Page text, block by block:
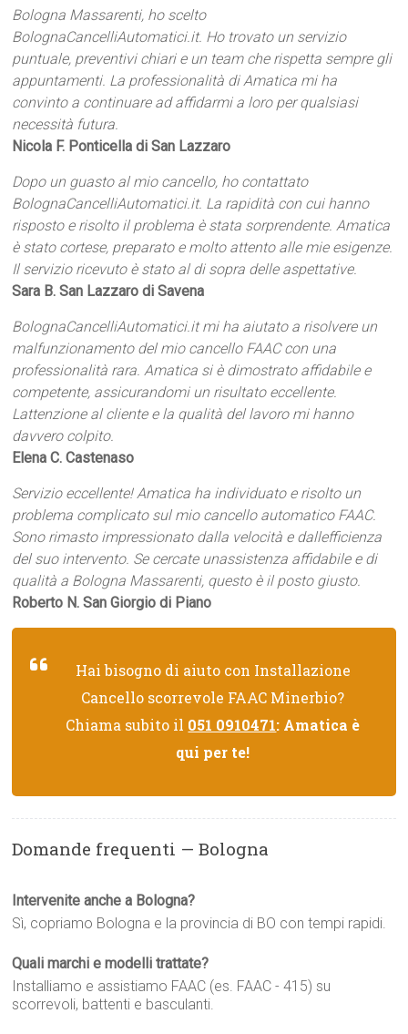
Bologna Massarenti, ho scelto
BolognaCancelliAutomatici.it. Ho trovato un servizio
puntuale, preventivi chiari e un team che rispetta sempre gli
appuntamenti. La professionalità di Amatica mi ha
convinto a continuare ad affidarmi a loro per qualsiasi
necessità futura.
Nicola F. Ponticella di San Lazzaro
Dopo un guasto al mio cancello, ho contattato
BolognaCancelliAutomatici.it. La rapidità con cui hanno
risposto e risolto il problema è stata sorprendente. Amatica
è stato cortese, preparato e molto attento alle mie esigenze.
Il servizio ricevuto è stato al di sopra delle aspettative.
Sara B. San Lazzaro di Savena
BolognaCancelliAutomatici.it mi ha aiutato a risolvere un
malfunzionamento del mio cancello FAAC con una
professionalità rara. Amatica si è dimostrato affidabile e
competente, assicurandomi un risultato eccellente.
Lattenzione al cliente e la qualità del lavoro mi hanno
davvero colpito.
Elena C. Castenaso
Servizio eccellente! Amatica ha individuato e risolto un
problema complicato sul mio cancello automatico FAAC.
Sono rimasto impressionato dalla velocità e dallefficienza
del suo intervento. Se cercate unassistenza affidabile e di
qualità a Bologna Massarenti, questo è il posto giusto.
Roberto N. San Giorgio di Piano
Hai bisogno di aiuto con Installazione
Cancello scorrevole FAAC Minerbio?
Chiama subito il 051 0910471: Amatica è
qui per te!
Domande frequenti — Bologna
Intervenite anche a Bologna?
Sì, copriamo Bologna e la provincia di BO con tempi rapidi.
Quali marchi e modelli trattate?
Installiamo e assistiamo FAAC (es. FAAC - 415) su
scorrevoli, battenti e basculanti.